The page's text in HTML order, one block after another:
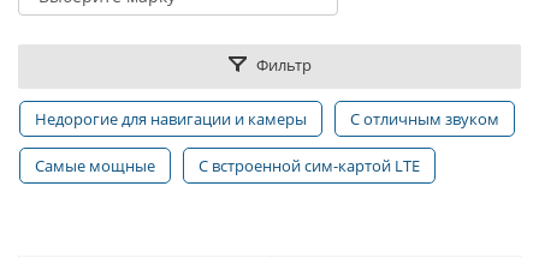
Фильтр
Недорогие для навигации и камеры С отличным звуком
Самые мощные С встроенной сим-картой LTE